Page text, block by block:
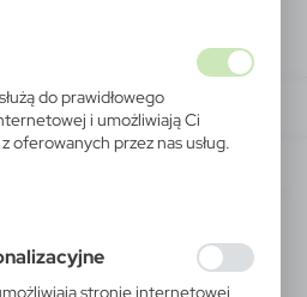
do prawidłowego
i umożliwiają Ci
oferowanych przez nas usług.
Twoich ustawień
zakłóceń.
stronie internetowej